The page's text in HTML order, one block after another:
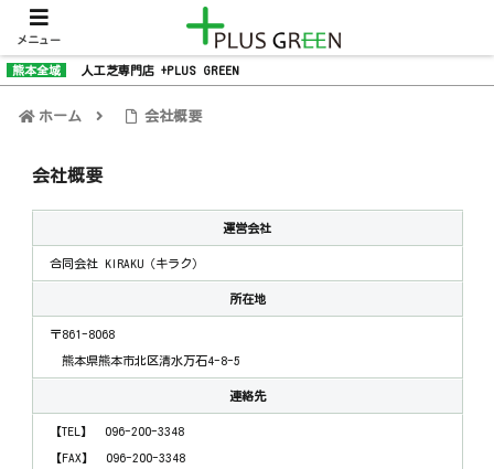
熊本全域 人工芝専門店 +PLUS GREEN
ホーム 会社概要
会社概要
運営会社
合同会社 KIRAKU（キラク）
所在地
〒861-8068
熊本県熊本市北区清水万石4-8-5
連絡先
【TEL】 096-200-3348
【FAX】 096-200-3348
メニュー